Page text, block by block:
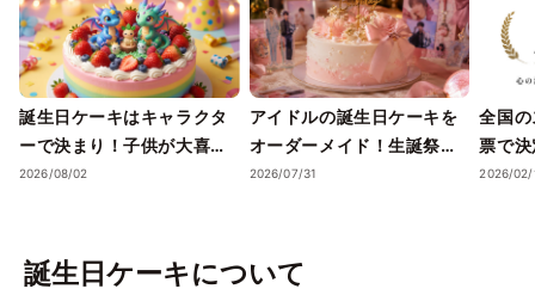
誕生日ケーキはキャラクタ
ーで決まり！子供が大喜び
する最新トレンドと人気店
2026/08/02
アイドルの誕生日ケーキを
オーダーメイド！生誕祭を
彩る豪華デザインと選び方
2026/07/31
全国
票で
2026/02/
誕生日ケーキについて